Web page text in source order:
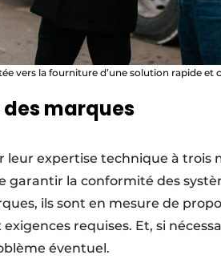
vers la fourniture d’une solution rapide et
marques
leur expertise technique à trois
garantir la conformité des
ils sont en mesure de
requises. Et, si
éventuel.